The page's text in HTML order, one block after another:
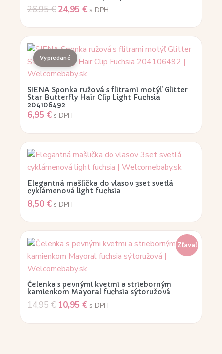
26,95€ 24,95 € s DPH
SIENA Sponka ružová s flitrami motýľ Glitter
Star Butterfly Hair Clip Light Fuchsia
204106492
6,95 € s DPH
Elegantná mašlička do vlasov 3set svetlá
cyklámenová light fuchsia
8,50 € s DPH
Zľava!
Čelenka s pevnými kvetmi a strieborným
kamienkom Mayoral fuchsia sýtoružová
14,95€ 10,95 € s DPH